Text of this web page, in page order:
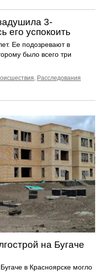
3-
его успокоить
Ее подозревают в
было всего три
, Расследования
на Бугаче
в Красноярске могло